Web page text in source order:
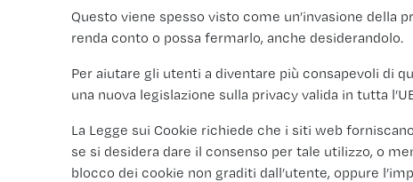
Questo viene spesso visto come un’invasione della
renda conto o possa fermarlo, anche desiderandolo.
Per aiutare gli utenti a diventare più consapevoli di
una nuova legislazione sulla privacy valida in tutta
La Legge sui Cookie richiede che i siti web
se si desidera dare il consenso per tale utilizzo, o
blocco dei cookie non graditi dall’utente, oppure